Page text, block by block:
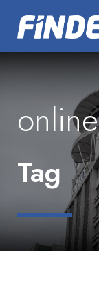
online
Tag